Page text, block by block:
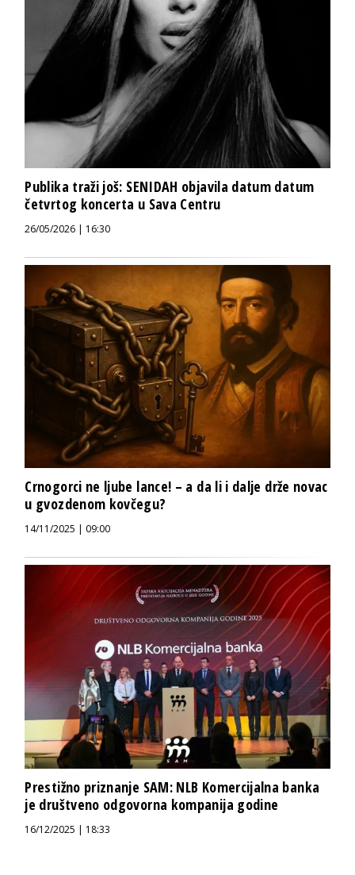
Publika traži još: SENIDAH objavila datum datum
četvrtog koncerta u Sava Centru
26/05/2026 | 16:30
Crnogorci ne ljube lance! – a da li i dalje drže novac
u gvozdenom kovčegu?
14/11/2025 | 09:00
Prestižno priznanje SAM: NLB Komercijalna banka
je društveno odgovorna kompanija godine
16/12/2025 | 18:33